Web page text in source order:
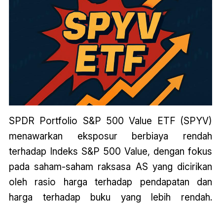
SPDR Portfolio S&P 500 Value ETF (SPYV)
menawarkan eksposur berbiaya rendah
terhadap Indeks S&P 500 Value, dengan fokus
pada saham-saham raksasa AS yang dicirikan
oleh rasio harga terhadap pendapatan dan
harga terhadap buku yang lebih rendah.